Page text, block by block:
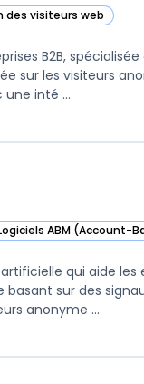
des visiteurs web
catégorie
B2B,
sur les visiteurs
inté ...
ABM (Account-
Warmly dans cette
qui aide
sur des
anonyme ...